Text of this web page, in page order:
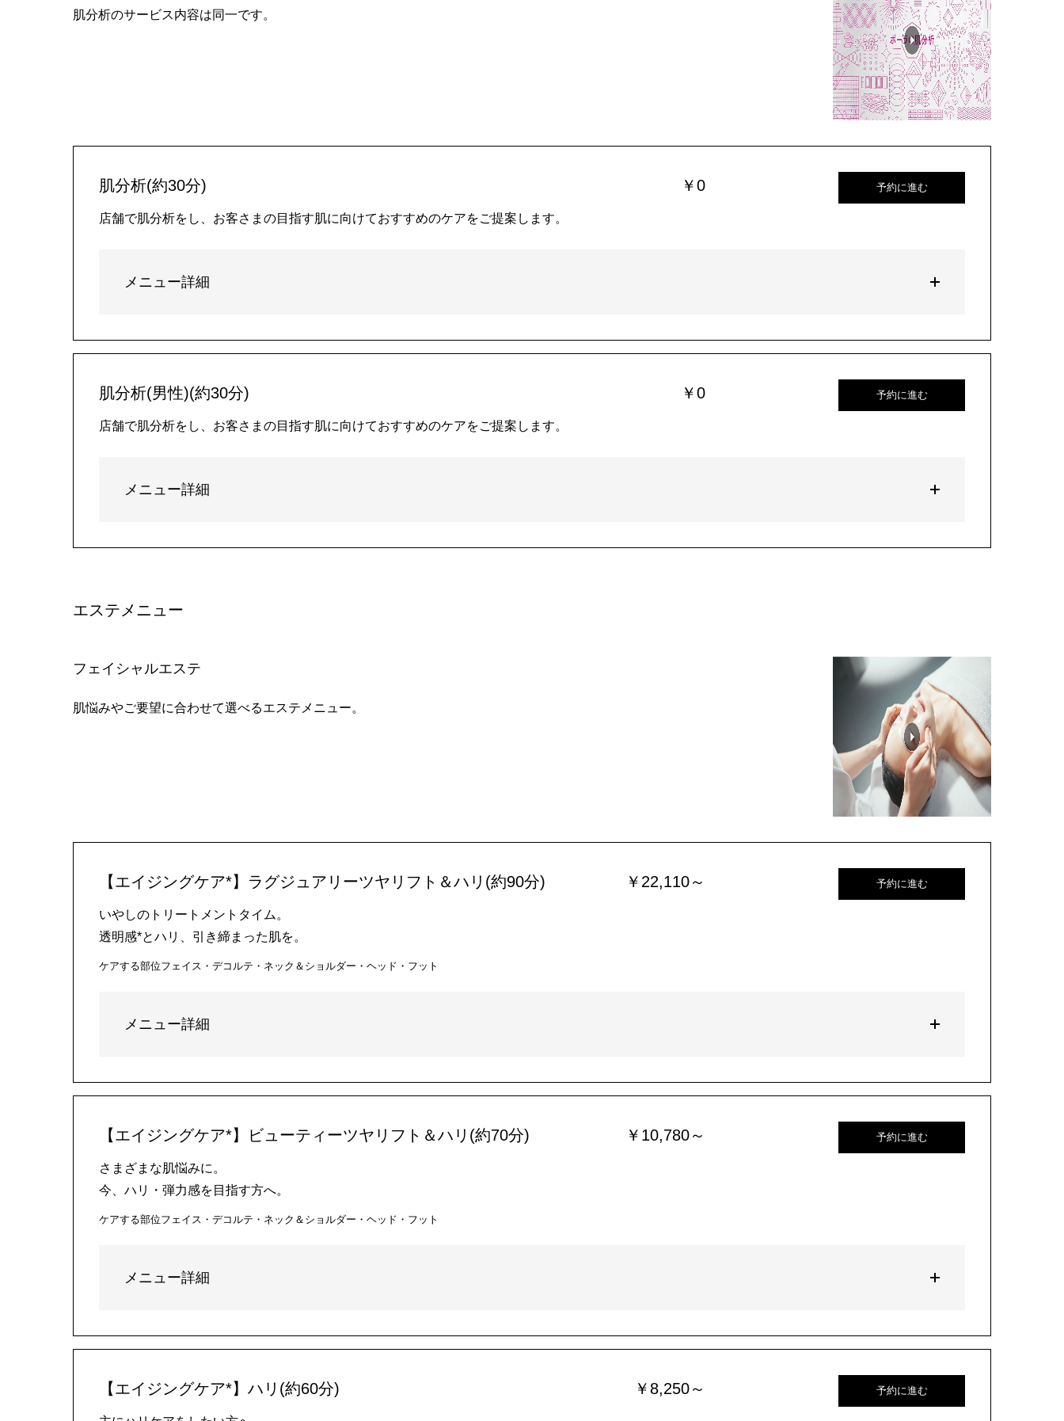
肌分析のサービス内容は同一です。
肌分析(約30分) ￥0
店舗で肌分析をし、お客さまの目指す肌に向けておすすめのケアをご提案します。
予約に進む
メニュー詳細
肌分析(男性)(約30分) ￥0
店舗で肌分析をし、お客さまの目指す肌に向けておすすめのケアをご提案します。
予約に進む
メニュー詳細
エステメニュー
フェイシャルエステ
肌悩みやご要望に合わせて選べるエステメニュー。
【エイジングケア*】ラグジュアリーツヤリフト＆ハリ(約90分) ￥22,110～
いやしのトリートメントタイム。
透明感*とハリ、引き締まった肌を。
ケアする部位フェイス・デコルテ・ネック＆ショルダー・ヘッド・フット
予約に進む
メニュー詳細
【エイジングケア*】ビューティーツヤリフト＆ハリ(約70分) ￥10,780～
さまざまな肌悩みに。
今、ハリ・弾力感を目指す方へ。
ケアする部位フェイス・デコルテ・ネック＆ショルダー・ヘッド・フット
予約に進む
メニュー詳細
【エイジングケア*】ハリ(約60分) ￥8,250～ 予約に進む